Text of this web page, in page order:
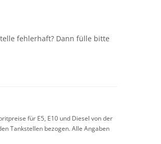
fehlerhaft? Dann fülle bitte
für E5, E10 und Diesel von der
Tankstellen bezogen. Alle Angaben